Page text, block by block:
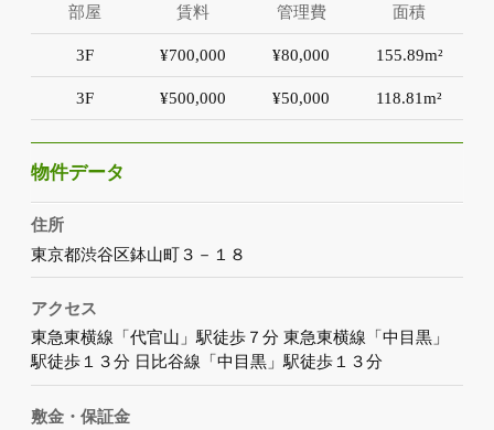
部屋 賃料 管理費 面積
3F ¥700,000 ¥80,000 155.89m²
3F ¥500,000 ¥50,000 118.81m²
物件データ
住所
東京都渋谷区鉢山町３－１８
アクセス
東急東横線「代官山」駅徒歩７分 東急東横線「中目黒」
駅徒歩１３分 日比谷線「中目黒」駅徒歩１３分
敷金・保証金